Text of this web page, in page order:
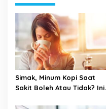
Simak, Minum Kopi Saat
Sakit Boleh Atau Tidak? Ini